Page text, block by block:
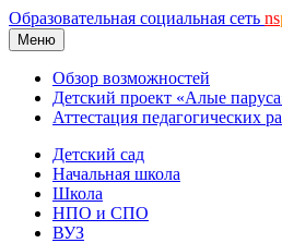
Образовательная социальная сеть ns
Меню
Обзор возможностей
Детский проект «Алые
Аттестация педагогических
Детский сад
Начальная школа
Школа
НПО и СПО
ВУЗ